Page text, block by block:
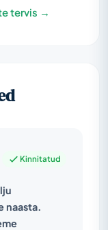
tervis →
Kinnitatud
naasta.